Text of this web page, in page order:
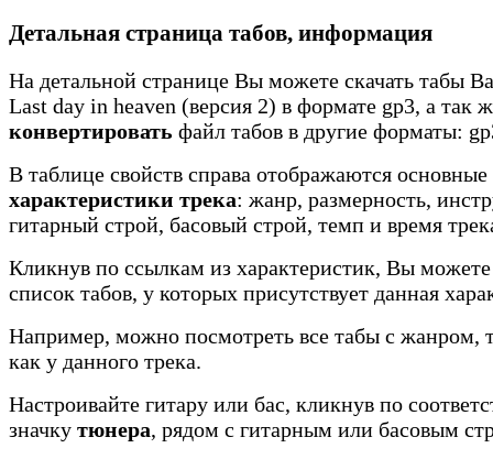
Детальная страница табов, информация
На детальной странице Вы можете скачать табы
Last day in heaven (версия 2) в формате gp3, а так
конвертировать файл табов в другие форматы:
В таблице свойств справа отображаются основные
характеристики трека: жанр, размерность,
гитарный строй, басовый строй, темп и время
Кликнув по ссылкам из характеристик, Вы
список табов, у которых присутствует данная
Например, можно посмотреть все табы с жанром,
как у данного трека.
Настроивайте гитару или бас, кликнув по
значку тюнера, рядом с гитарным или басовым